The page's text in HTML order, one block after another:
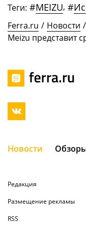
Теги: #MEIZU, #
Ferra.ru / Новости /
Meizu представит
Новости
Редакция
Размещение рекламы
RSS